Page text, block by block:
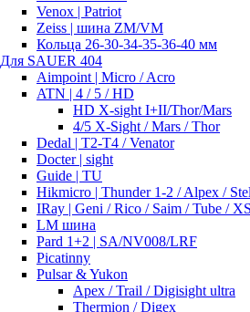
Venox | Patriot
Zeiss | шина ZM/VM
Кольца 26-30-34-35-36-40 мм
Для SAUER 404
Aimpoint | Micro / Acro
ATN | 4 / 5 / HD
HD X-sight I+II/Thor/Mars
4/5 X-Sight / Mars / Thor
Dedal | T2-T4 / Venator
Docter | sight
Guide | TU
Hikmicro | Thunder 1-2 / Alpex /
IRay | Geni / Rico / Saim / Tube /
LM шина
Pard 1+2 | SA/NV008/LRF
Picatinny
Pulsar & Yukon
Apex / Trail / Digisight ultra
Thermion / Digex